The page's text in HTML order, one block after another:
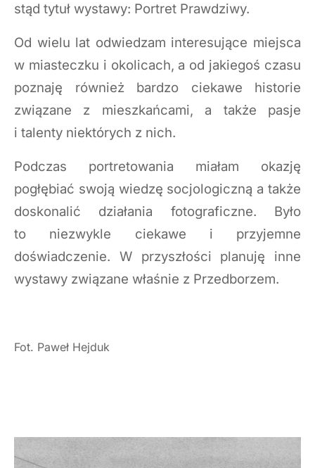
stąd tytuł wystawy: Portret Prawdziwy.
Od wielu lat odwiedzam interesujące miejsca
w miasteczku i okolicach, a od jakiegoś czasu
poznaję również bardzo ciekawe historie
związane z mieszkańcami, a także pasje
i talenty niektórych z nich.
Podczas portretowania miałam okazję
pogłębiać swoją wiedzę socjologiczną a także
doskonalić działania fotograficzne. Było
to niezwykle ciekawe i przyjemne
doświadczenie. W przyszłości planuję inne
wystawy związane właśnie z Przedborzem.
Fot. Paweł Hejduk